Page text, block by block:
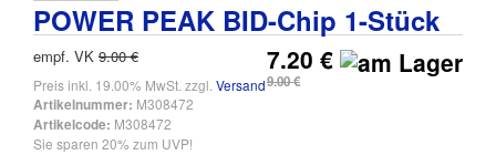
POWER PEAK BID-Chip 1-Stück
empf. VK 9.00 €
Preis inkl. 19.00% MwSt. zzgl. Versand
Artikelnummer: M308472
Artikelcode: M308472
Sie sparen 20% zum UVP!
7.20 €
9.00 €